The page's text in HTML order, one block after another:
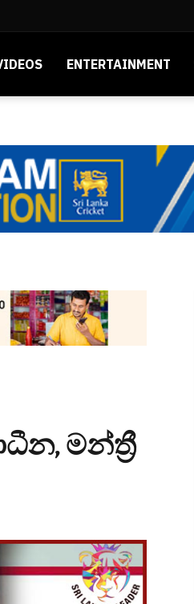
ENTERTAINMENT
මන්ත්‍රී